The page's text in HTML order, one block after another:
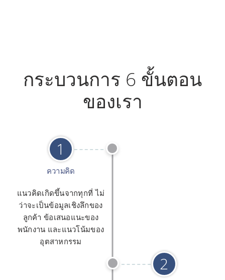
กระบวนการ 6 ขั้นตอน
ของเรา
1
ความคิด
แนวคิดเกิดขึ้นจากทุกที่ ไม่
ว่าจะเป็นข้อมูลเชิงลึกของ
ลูกค้า ข้อเสนอแนะของ
พนักงาน และแนวโน้มของ
อุตสาหกรรม
2